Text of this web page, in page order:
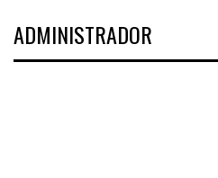
ADMINISTRADOR